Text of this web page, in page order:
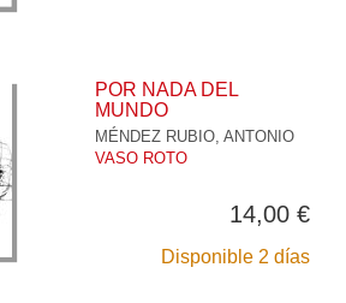
POR NADA DEL
MUNDO
MÉNDEZ RUBIO, ANTONIO
VASO ROTO
14,00 €
Disponible 2 días